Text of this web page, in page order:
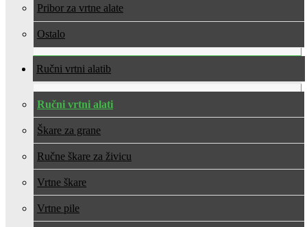
Pribor za vrtne alate
Ostalo
Ručni vrtni alati
Ručni vrtni alati
Škare za grane
Ručne škare za živicu
Vrtne škare
Vrtne pile